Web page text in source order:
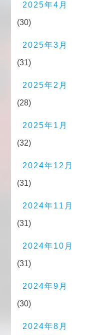
2025年4月
(30)
2025年3月
(31)
2025年2月
(28)
2025年1月
(32)
2024年12月
(31)
2024年11月
(31)
2024年10月
(31)
2024年9月
(30)
2024年8月